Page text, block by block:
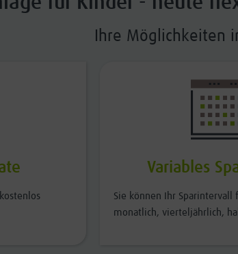
Ihre Möglichkeiten
Variables
Sie können Ihr
monatlich, vierteljährlich,